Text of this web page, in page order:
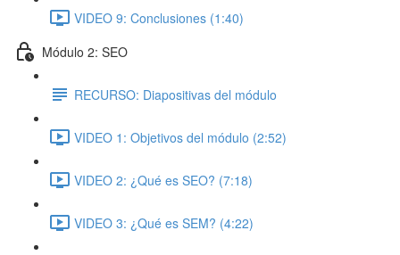
VIDEO 9: Conclusiones (1:40)
Módulo 2: SEO
RECURSO: Diapositivas del módulo
VIDEO 1: Objetivos del módulo (2:52)
VIDEO 2: ¿Qué es SEO? (7:18)
VIDEO 3: ¿Qué es SEM? (4:22)